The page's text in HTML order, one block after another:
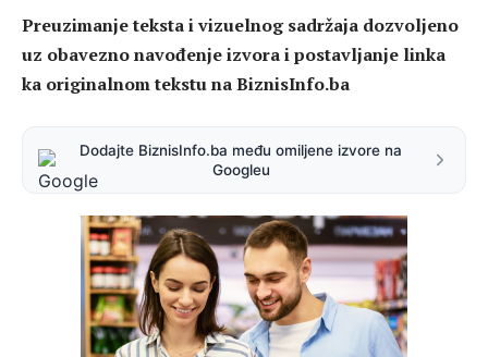
Preuzimanje teksta i vizuelnog sadržaja dozvoljeno
uz obavezno navođenje izvora i postavljanje linka
ka originalnom tekstu na BiznisInfo.ba
Dodajte BiznisInfo.ba među omiljene izvore na
Googleu